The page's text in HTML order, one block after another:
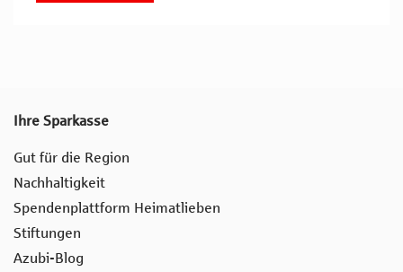
Ihre Sparkasse
Gut für die Region
Nachhaltigkeit
Spendenplattform Heimatlieben
Stiftungen
Azubi-Blog